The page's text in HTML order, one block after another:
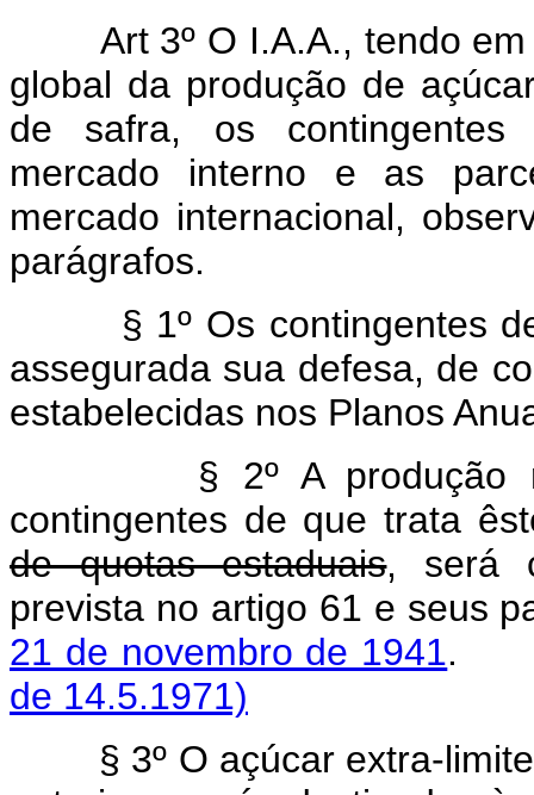
Art 3º O I.A.A., tendo
global da produção de
de safra, os contingentes
mercado interno e as
mercado internacional,
parágrafos.
§ 1º Os contingentes de
assegurada sua defesa, de
estabelecidas nos Planos
§ 2º A produção
contingentes de que trata
de quotas estaduais, será
prevista no artigo 61 e seus
21 de novembro de 1941
de 14.5.1971)
§ 3º O açúcar extra-limite,